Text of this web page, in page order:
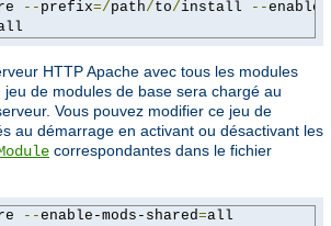
-- prefix=/path/to/install --
HTTP Apache avec tous les modules
jeu de modules de base sera chargé au
Vous pouvez modifier ce jeu de
au démarrage en activant ou désactivant les
correspondantes dans le fichier
--enable-mods-shared=all